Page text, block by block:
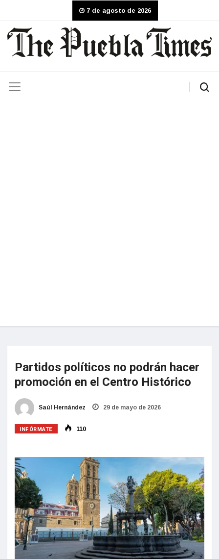
7 de agosto de 2026
Partidos políticos no podrán hacer
promoción en el Centro Histórico
Saúl Hernández 29 de mayo de 2026
INFÓRMATE 110